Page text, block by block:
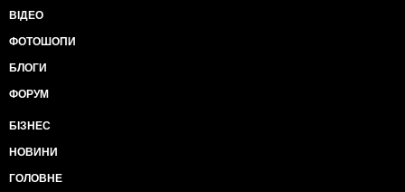
ВІДЕО
ФОТОШОПИ
БЛОГИ
ФОРУМ
БІЗНЕС
НОВИНИ
ГОЛОВНЕ